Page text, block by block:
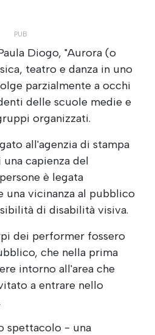
Diogo, "Aurora (o
teatro e danza in uno
parzialmente a occhi
delle scuole medie e
organizzati.
all'agenzia di stampa
capienza del
è legata
una vicinanza al pubblico
di disabilità visiva.
dei performer fossero
che nella prima
intorno all'area che
a entrare nello
spettacolo - una